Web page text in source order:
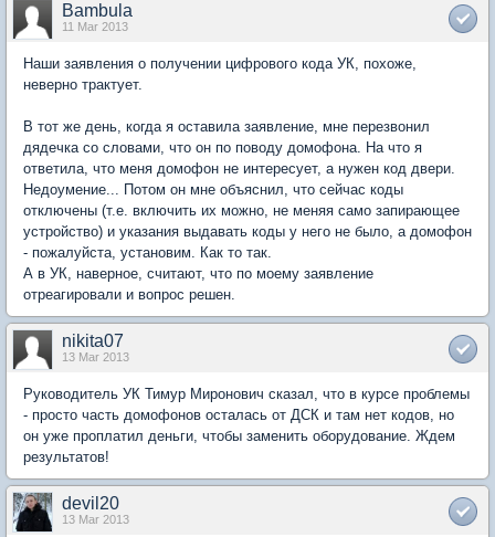
Bambula
11 Mar 2013
Наши заявления о получении цифрового кода УК, похоже,
неверно трактует.
В тот же день, когда я оставила заявление, мне перезвонил
дядечка со словами, что он по поводу домофона. На что я
ответила, что меня домофон не интересует, а нужен код двери.
Недоумение... Потом он мне объяснил, что сейчас коды
отключены (т.е. включить их можно, не меняя само запирающее
устройство) и указания выдавать коды у него не было, а домофон
- пожалуйста, установим. Как то так.
А в УК, наверное, считают, что по моему заявление
отреагировали и вопрос решен.
nikita07
13 Mar 2013
Руководитель УК Тимур Миронович сказал, что в курсе проблемы
- просто часть домофонов осталась от ДСК и там нет кодов, но
он уже проплатил деньги, чтобы заменить оборудование. Ждем
результатов!
devil20
13 Mar 2013